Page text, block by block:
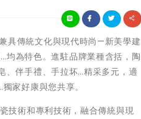
具傳統文化與現代時尚—新美學建
為特色。進駐品牌業種含括，陶
、伴手禮、手拉坏…精采多元，適
家好康與您共享。
技術和專利技術，融合傳統與現